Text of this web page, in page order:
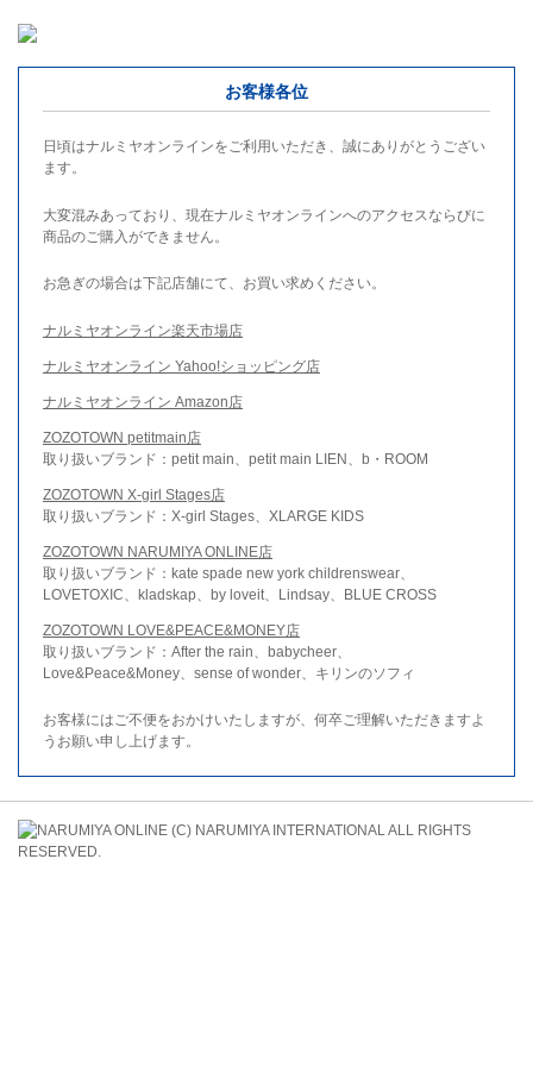
お客様各位
日頃はナルミヤオンラインをご利用いただき、誠にありがとうござい
ます。
大変混みあっており、現在ナルミヤオンラインへのアクセスならびに
商品のご購入ができません。
お急ぎの場合は下記店舗にて、お買い求めください。
ナルミヤオンライン楽天市場店
ナルミヤオンライン Yahoo!ショッピング店
ナルミヤオンライン Amazon店
ZOZOTOWN petitmain店
取り扱いブランド：petit main、petit main LIEN、b・ROOM
ZOZOTOWN X-girl Stages店
取り扱いブランド：X-girl Stages、XLARGE KIDS
ZOZOTOWN NARUMIYA ONLINE店
取り扱いブランド：kate spade new york childrenswear、
LOVETOXIC、kladskap、by loveit、Lindsay、BLUE CROSS
ZOZOTOWN LOVE&PEACE&MONEY店
取り扱いブランド：After the rain、babycheer、
Love&Peace&Money、sense of wonder、キリンのソフィ
お客様にはご不便をおかけいたしますが、何卒ご理解いただきますよ
うお願い申し上げます。